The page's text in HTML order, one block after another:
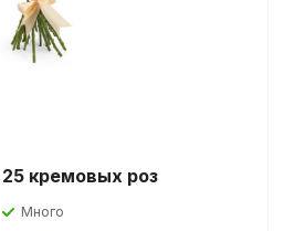
25 кремовых роз
Много